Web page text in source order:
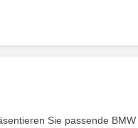
Sie passende BMW